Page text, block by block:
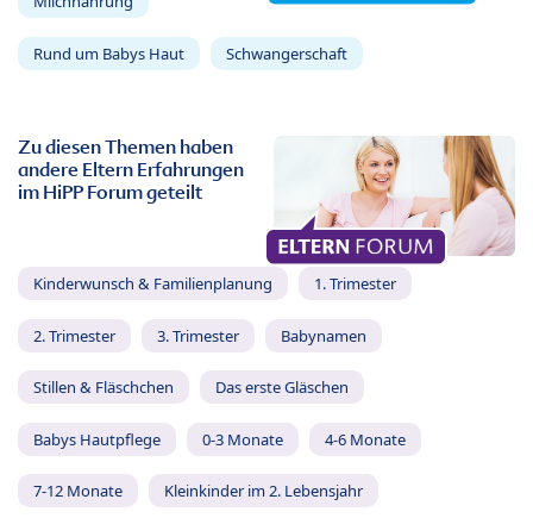
Rund um Babys Haut Schwangerschaft
Zu diesen Themen haben
andere Eltern Erfahrungen
im HiPP Forum geteilt
Kinderwunsch & Familienplanung 1. Trimester
2. Trimester 3. Trimester Babynamen
Stillen & Fläschchen Das erste Gläschen
Babys Hautpflege 0-3 Monate 4-6 Monate
7-12 Monate Kleinkinder im 2. Lebensjahr